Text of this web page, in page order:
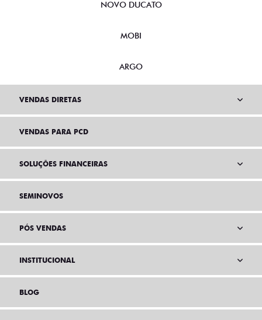
NOVO DUCATO
MOBI
ARGO
VENDAS DIRETAS
VENDAS PARA PCD
SOLUÇÕES FINANCEIRAS
SEMINOVOS
PÓS VENDAS
INSTITUCIONAL
BLOG